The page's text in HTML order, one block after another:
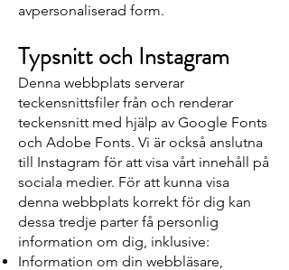
avpersonaliserad form.
Typsnitt och Instagram
Denna webbplats serverar
teckensnittsfiler från och renderar
teckensnitt med hjälp av Google Fonts
och Adobe Fonts. Vi är också anslutna
till Instagram för att visa vårt innehåll på
sociala medier. För att kunna visa
denna webbplats korrekt för dig kan
dessa tredje parter få personlig
information om dig, inklusive:
Information om din webbläsare,